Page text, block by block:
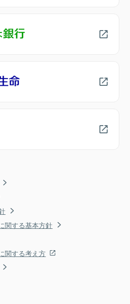
関する基本方針
関する考え方